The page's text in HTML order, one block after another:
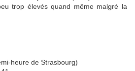
trop élevés quand même malgré la
heure de Strasbourg)